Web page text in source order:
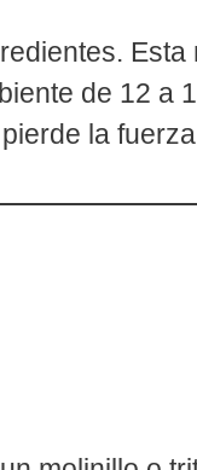
de 12 a
la